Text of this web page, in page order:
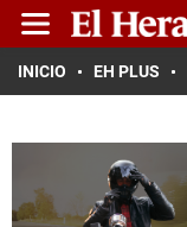
INICIO EH PLUS